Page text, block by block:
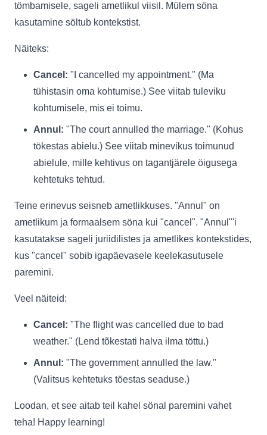
tömbamisele, sageli ametlikul viisil. Mülem söna
kasutamine söltub kontekstist.
Näiteks:
Cancel: "I cancelled my appointment." (Ma
tühistasin oma kohtumise.) See viitab tuleviku
kohtumisele, mis ei toimu.
Annul: "The court annulled the marriage." (Kohus
tökestas abielu.) See viitab minevikus toimunud
abielule, mille kehtivus on tagantjärele öigusega
kehtetuks tehtud.
Teine erinevus seisneb ametlikkuses. "Annul" on
ametlikum ja formaalsem söna kui "cancel". "Annul"'i
kasutatakse sageli juriidilistes ja ametlikes kontekstides,
kus "cancel" sobib igapäevasele keelekasutusele
paremini.
Veel näiteid:
Cancel: "The flight was cancelled due to bad
weather." (Lend tõkestati halva ilma töttu.)
Annul: "The government annulled the law."
(Valitsus kehtetuks töestas seaduse.)
Loodan, et see aitab teil kahel sönal paremini vahet
teha! Happy learning!